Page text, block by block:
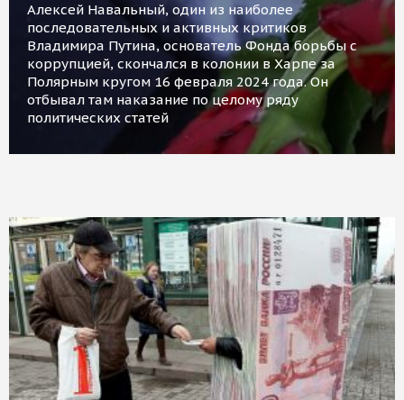
Алексей Навальный, один из наиболее
последовательных и активных критиков
Владимира Путина, основатель Фонда борьбы с
коррупцией, скончался в колонии в Харпе за
Полярным кругом 16 февраля 2024 года. Он
отбывал там наказание по целому ряду
политических статей